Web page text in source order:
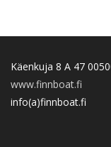
Käenkuja 8 A 47
www.finnboat.fi
info(a)finnboat.fi